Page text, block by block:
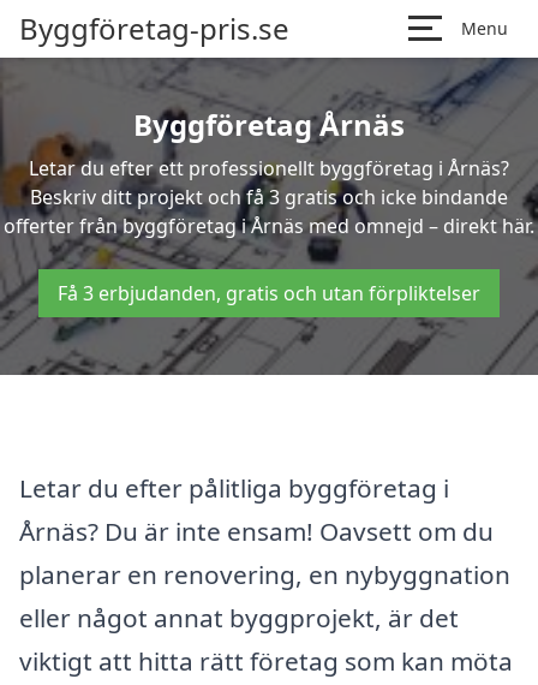
Byggföretag-pris.se Menu
Byggföretag Årnäs
Letar du efter ett professionellt byggföretag i Årnäs?
Beskriv ditt projekt och få 3 gratis och icke bindande
offerter från byggföretag i Årnäs med omnejd – direkt här.
Få 3 erbjudanden, gratis och utan förpliktelser
Letar du efter pålitliga byggföretag i
Årnäs? Du är inte ensam! Oavsett om du
planerar en renovering, en nybyggnation
eller något annat byggprojekt, är det
viktigt att hitta rätt företag som kan möta